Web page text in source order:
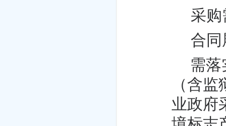
采
合同
需
（含
业政府